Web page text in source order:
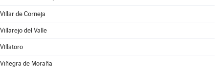
Villar de Corneja
Villarejo del Valle
Villatoro
Viñegra de Moraña